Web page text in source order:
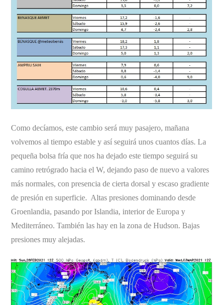
Como decíamos, este cambio será muy pasajero, mañana
volvemos al tiempo estable y así seguirá unos cuantos días. La
pequeña bolsa fría que nos ha dejado este tiempo seguirá su
camino retrógrado hacia el W, dejando paso de nuevo a valores
más normales, con presencia de cierta dorsal y escaso gradiente
de presión en superficie. Altas presiones dominando desde
Groenlandia, pasando por Islandia, interior de Europa y
Mediterráneo. También las hay en la zona de Hudson. Bajas
presiones muy alejadas.